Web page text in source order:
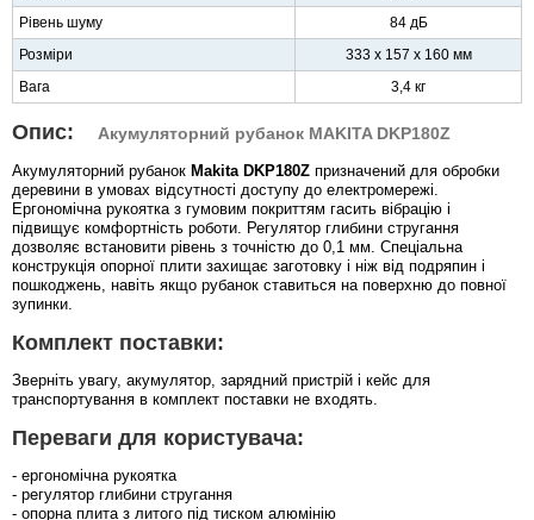
Рівень шуму
84 дБ
Розміри
333 x 157 x 160 мм
Вага
3,4 кг
Опис: Акумуляторний рубанок MAKITA DKP180Z
Акумуляторний рубанок Makita DKP180Z призначений для обробки
деревини в умовах відсутності доступу до електромережі.
Ергономічна рукоятка з гумовим покриттям гасить вібрацію і
підвищує комфортність роботи. Регулятор глибини стругання
дозволяє встановити рівень з точністю до 0,1 мм. Спеціальна
конструкція опорної плити захищає заготовку і ніж від подряпин і
пошкоджень, навіть якщо рубанок ставиться на поверхню до повної
зупинки.
Комплект поставки:
Зверніть увагу, акумулятор, зарядний пристрій і кейс для
транспортування в комплект поставки не входять.
Переваги для користувача:
- ергономічна рукоятка
- регулятор глибини стругання
- опорна плита з литого під тиском алюмінію